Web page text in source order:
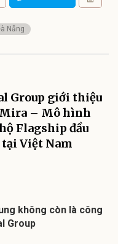
Nẵng
Group giới thiệu
Mira – Mô hình
Flagship đầu
Việt Nam
không còn là công
Group